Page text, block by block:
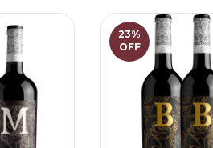
23%
OFF